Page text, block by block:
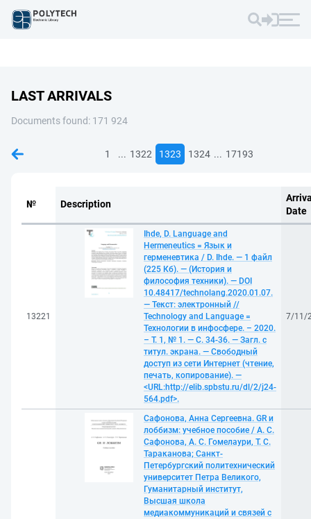
LAST ARRIVALS
Documents found: 171 924
1 ... 1322 1323 1324 ... 17193
№ Description
Date
13221
Ihde, D. Language and
Hermeneutics = Язык и
герменевтика / D. Ihde. — 1 файл
(225 Кб). — (История и
философия техники). — DOI
10.48417/technolang.2020.01.07.
— Текст: электронный //
Technology and Language =
Технологии в инфосфере. – 2020.
– Т. 1, № 1. — С. 34-36. — Загл. с
титул. экрана. — Свободный
доступ из сети Интернет (чтение,
печать, копирование). —
<URL:http://elib.spbstu.ru/dl/2/j24-
564.pdf>.
7/11/
Сафонова, Анна Сергеевна. GR и
лоббизм: учебное пособие / А. С.
Сафонова, А. С. Гомелаури, Т. С.
Тараканова; Санкт-
Петербургский политехнический
университет Петра Великого,
Гуманитарный институт,
Высшая школа
медиакоммуникаций и связей с